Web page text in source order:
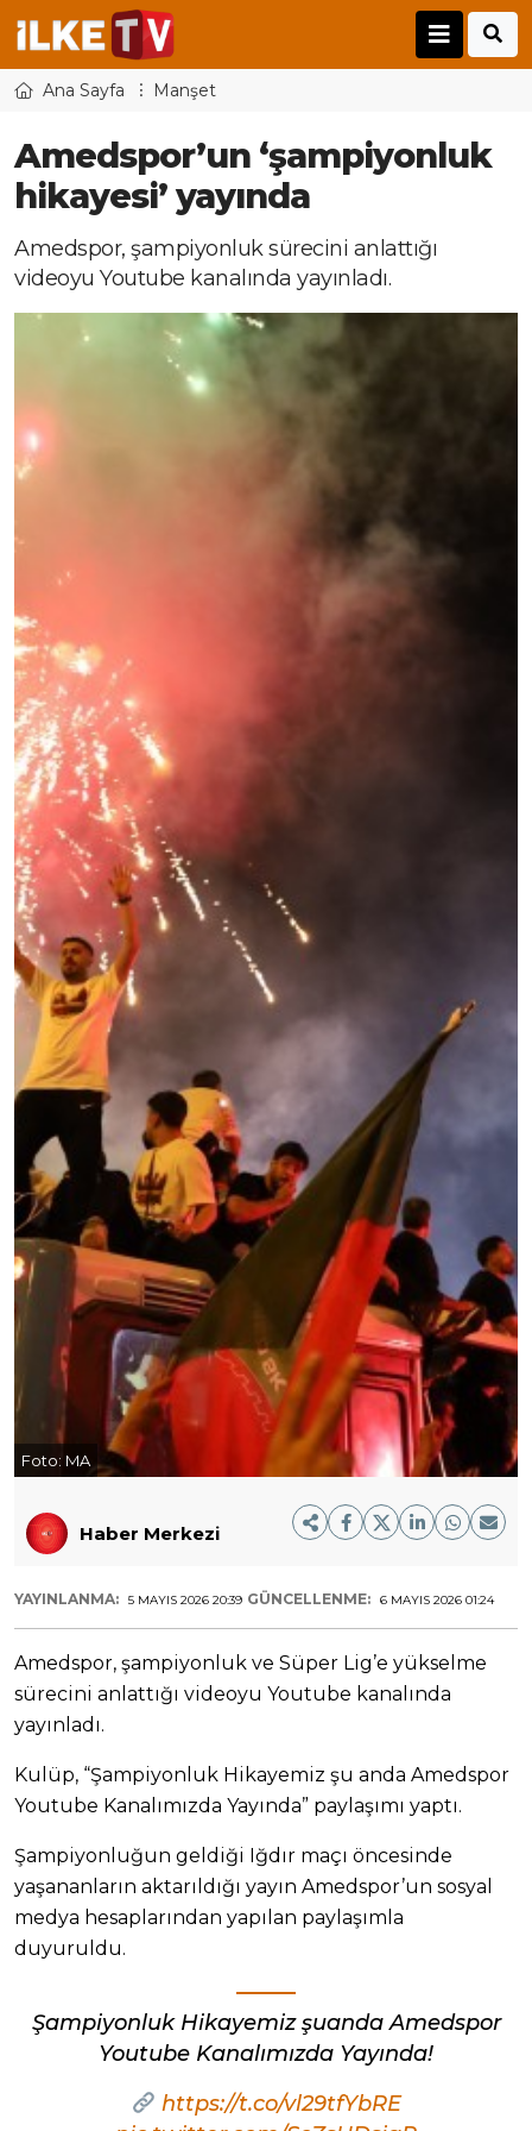
Ana Sayfa Manşet
Amedspor’un ‘şampiyonluk
hikayesi’ yayında
Amedspor, şampiyonluk sürecini anlattığı
videoyu Youtube kanalında yayınladı.
Foto: MA
Haber Merkezi
YAYINLANMA: 5 MAYIS 2026 20:39 GÜNCELLENME: 6 MAYIS 2026 01:24
Amedspor, şampiyonluk ve Süper Lig’e yükselme
sürecini anlattığı videoyu Youtube kanalında
yayınladı.
Kulüp, “Şampiyonluk Hikayemiz şu anda Amedspor
Youtube Kanalımızda Yayında” paylaşımı yaptı.
Şampiyonluğun geldiği Iğdır maçı öncesinde
yaşananların aktarıldığı yayın Amedspor’un sosyal
medya hesaplarından yapılan paylaşımla
duyuruldu.
Şampiyonluk Hikayemiz şuanda Amedspor
Youtube Kanalımızda Yayında!
https://t.co/vl29tfYbRE